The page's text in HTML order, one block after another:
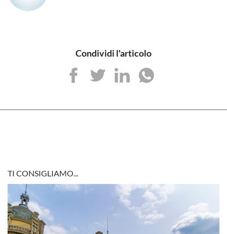
Condividi l'articolo
TI CONSIGLIAMO...